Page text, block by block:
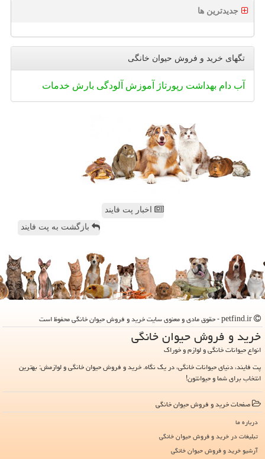
جدیدترین ها
تگهای خرید و فروش حیوان خانگی
آب دام بهداشت رپورتاژ آموزش آلودگی بارش خدمات
اخبار پت فایند
بازگشت به پت فایند
خرید و فروش حیوان خانگی
انواع حیوانات خانگی و لوازم و خوراک
پت فایند، دنیای حیوانات خانگی، در یک نگاه. خرید و فروش حیوان خانگی و لوازمش: بهترین
انتخاب برای شما و حیوانتون!
صفحات خرید و فروش حیوان خانگی
درباره ما
تبلیغات در خرید و فروش حیوان خانگی
آرشیو خرید و فروش حیوان خانگی